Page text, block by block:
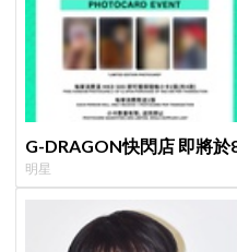
G-DRAGON快閃店 即將
明星